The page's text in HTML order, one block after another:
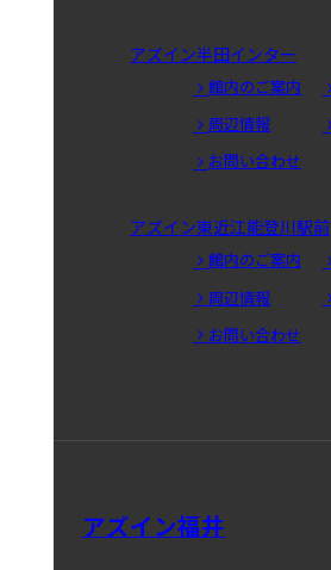
アズイン半田インター
館内のご案内
周辺情報
お問い合わせ
アズイン東近江能登川駅前
館内のご案内
周辺情報
お問い合わせ
アズイン福井